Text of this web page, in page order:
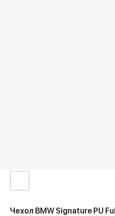
Чехол BMW Signature PU